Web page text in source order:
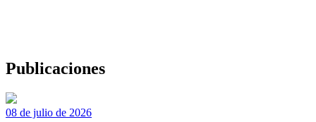
Publicaciones
08 de julio de 2026